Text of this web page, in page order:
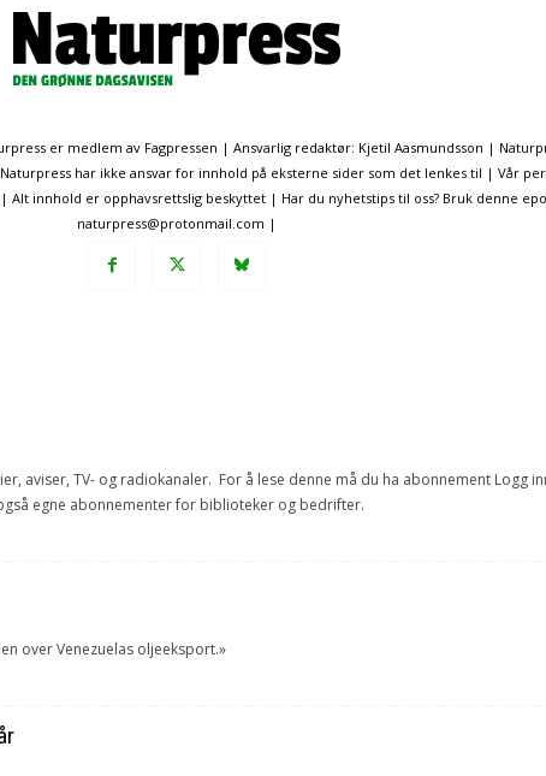
er medlem av Fagpressen | Ansvarlig redaktør: Kjetil Aasmundsson |
har ikke ansvar for innhold på eksterne sider som det lenkes til | Vår
innhold er opphavsrettslig beskyttet | Har du nyhetstips til oss? Bruk denne
naturpress@protonmail.com |
aviser, TV- og radiokanaler. For å lese denne må du ha abonnement Logg
egne abonnementer for biblioteker og bedrifter.
over Venezuelas oljeeksport.»